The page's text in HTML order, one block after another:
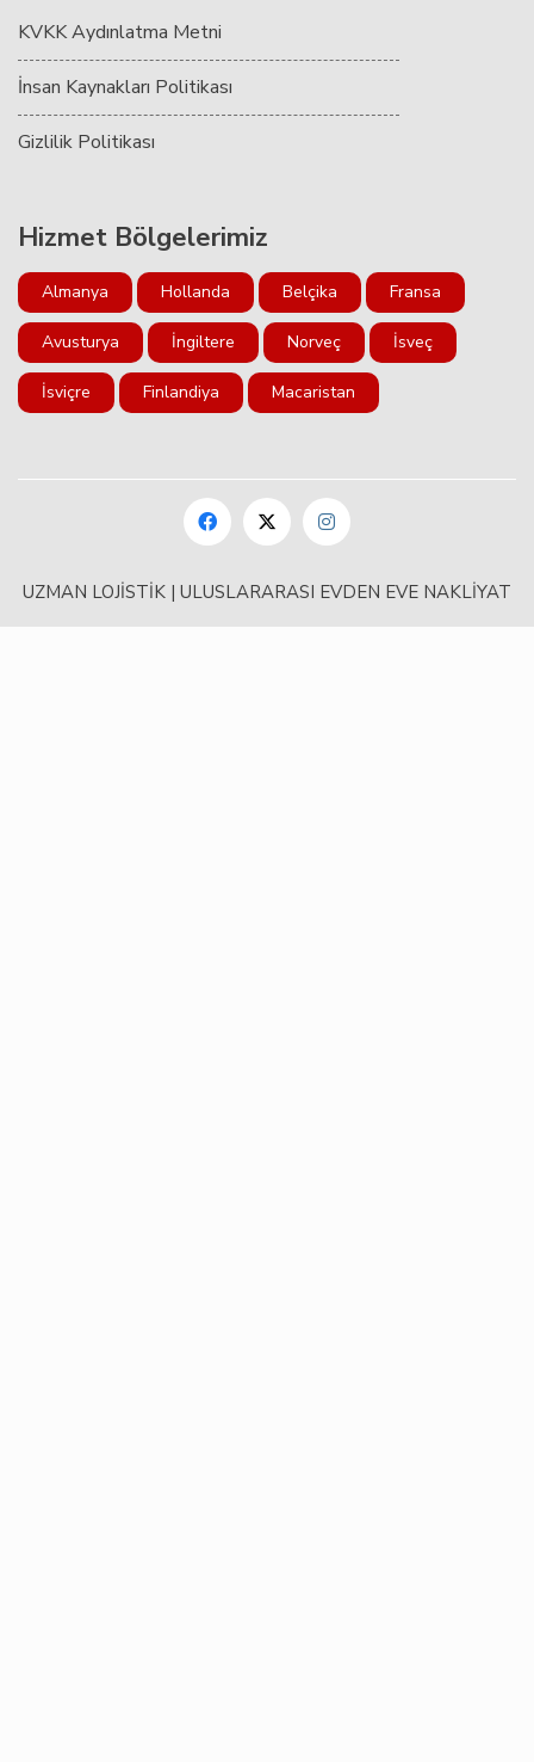
KVKK Aydınlatma Metni
İnsan Kaynakları Politikası
Gizlilik Politikası
Hizmet Bölgelerimiz
Almanya Hollanda Belçika Fransa
Avusturya İngiltere Norveç İsveç
İsviçre Finlandiya Macaristan
UZMAN LOJİSTİK | ULUSLARARASI EVDEN EVE NAKLİYAT